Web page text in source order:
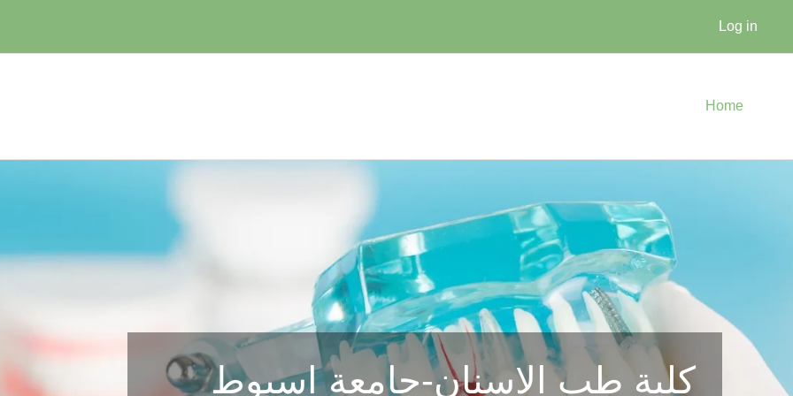
Log in
Home
كلية طب الاسنان-جامعة اسيوط